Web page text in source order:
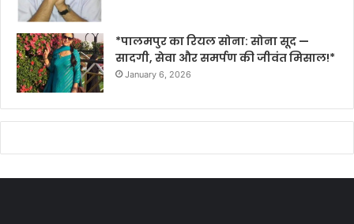
*पालमपुर का रियल सोना: सोना सूद —
सादगी, सेवा और समर्पण की जीवंत मिसाल!*
January 6, 2026